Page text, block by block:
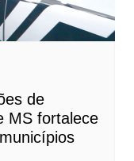
de
MS fortalece